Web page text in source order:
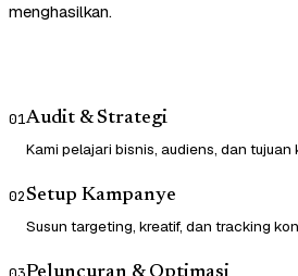
menghasilkan.
01Audit & Strategi
Kami pelajari bisnis, audiens, dan tujuan
02Setup Kampanye
Susun targeting, kreatif, dan tracking